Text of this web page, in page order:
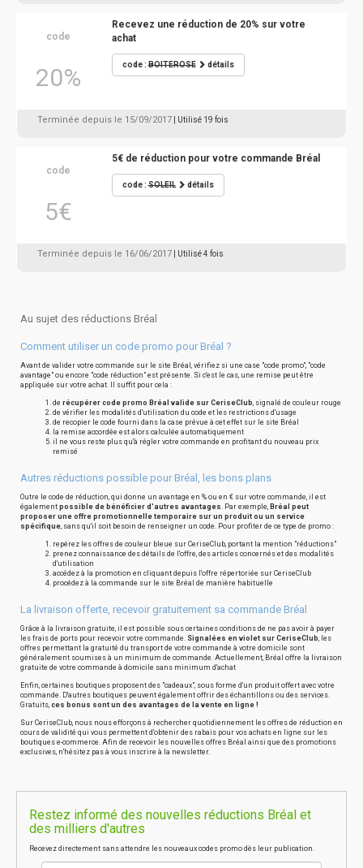
code
20%
Recevez une réduction de 20% sur votre
achat
code :BOITEROSE détails
Terminée depuis le 15/09/2017 | Utilisé 19 fois
code
5€
5€ de réduction pour votre commande Bréal
code :SOLEIL détails
Terminée depuis le 16/06/2017 | Utilisé 4 fois
Au sujet des réductions Bréal
Comment utiliser un code promo pour Bréal ?
Avant de valider votre commande sur le site Bréal, vérifiez si une case "code promo", "code
avantage" ou encore "code réduction" est présente. Si c'est le cas, une remise peut être
appliquée sur votre achat. Il suffit pour cela :
de récupérer code promo Bréal valide sur CeriseClub, signalé de couleur rouge
de vérifier les modalités d'utilisation du code et les restrictions d'usage
de recopier le code fourni dans la case prévue à cet effet sur le site Bréal
la remise accordée est alors calculée automatiquement
il ne vous reste plus qu'à régler votre commande en profitant du nouveau prix
remisé
Autres réductions possible pour Bréal, les bons plans
Outre le code de réduction, qui donne un avantage en % ou en € sur votre commande, il est
également possible de bénéficier d'autres avantages. Par exemple, Bréal peut
proposer une offre promotionnelle temporaire sur un produit ou un service
spécifique, sans qu'il soit besoin de renseigner un code. Pour profiter de ce type de promo :
repérez les offres de couleur bleue sur CeriseClub, portant la mention "réductions"
prenez connaissance des détails de l'offre, des articles concernés et des modalités
d'utilisation
accédez à la promotion en cliquant depuis l'offre répertoriée sur CeriseClub
procédez à la commande sur le site Bréal de manière habituelle
La livraison offerte, recevoir gratuitement sa commande Bréal
Grâce à la livraison gratuite, il est possible sous certaines conditions de ne pas avoir à payer
les frais de ports pour recevoir votre commande. Signalées en violet sur CeriseClub, les
offres permettant la gratuité du transport de votre commande à votre domicile sont
généralement soumises à un minimum de commande. Actuellement, Bréal offre la livraison
gratuite de votre commande à domicile sans minimum d'achat
Enfin, certaines boutiques proposent des "cadeaux", sous forme d'un produit offert avec votre
commande. D'autres boutiques peuvent également offrir des échantillons ou des services.
Gratuits, ces bonus sont un des avantages de la vente en ligne !
Sur CeriseClub, nous nous efforçons à rechercher quotidiennement les offres de réduction en
cours de validité qui vous permettent d'obtenir des rabais pour vos achats en ligne sur les
boutiques e-commerce. Afin de recevoir les nouvelles offres Bréal ainsi que des promotions
exclusives, n'hésitez pas à vous inscrire à la newsletter.
Restez informé des nouvelles réductions Bréal et
des milliers d'autres
Recevez directement sans attendre les nouveaux codes promo dès leur publication.